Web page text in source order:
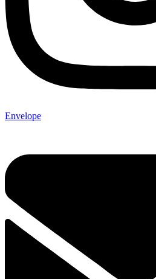
Envelope